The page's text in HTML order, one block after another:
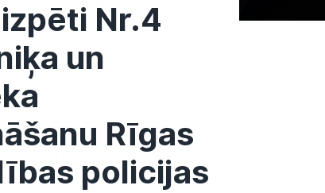
Nr.4
un
Rīgas
policijas